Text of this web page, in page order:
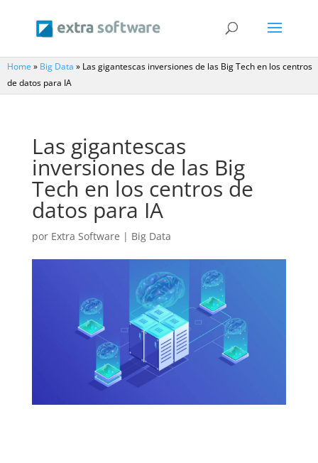
Home » Big Data » Las gigantescas inversiones de las Big Tech en los centros
de datos para IA
Las gigantescas
inversiones de las Big
Tech en los centros de
datos para IA
por Extra Software | Big Data